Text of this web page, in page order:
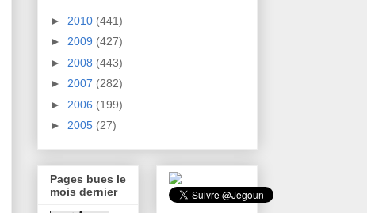
► 2010 (441)
► 2009 (427)
► 2008 (443)
► 2007 (282)
► 2006 (199)
► 2005 (27)
Pages bues le
mois dernier